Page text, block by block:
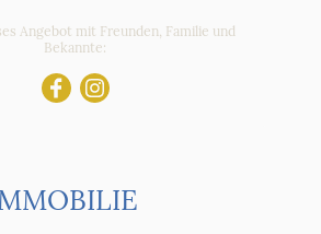
Angebot mit Freunden, Familie und
Bekannte: